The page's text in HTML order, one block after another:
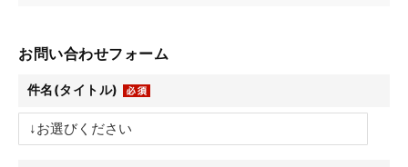
お問い合わせフォーム
件名(タイトル)